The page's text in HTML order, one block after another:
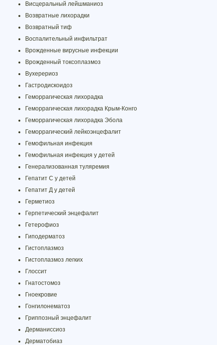
Висцеральный лейшманиоз
Возвратные лихорадки
Возвратный тиф
Воспалительный инфильтрат
Врожденные вирусные инфекции
Врожденный токсоплазмоз
Вухерериоз
Гастродискоидоз
Геморрагическая лихорадка
Геморрагическая лихорадка Крым-Конго
Геморрагическая лихорадка Эбола
Геморрагический лейкоэнцефалит
Гемофильная инфекция
Гемофильная инфекция у детей
Генерализованная туляремия
Гепатит C у детей
Гепатит Д у детей
Герметиоз
Герпетический энцефалит
Гетерофиоз
Гиподерматоз
Гистоплазмоз
Гистоплазмоз легких
Глоссит
Гнатостомоз
Гноекровие
Гонгилонематоз
Гриппозный энцефалит
Дерманиссиоз
Дерматобиаз